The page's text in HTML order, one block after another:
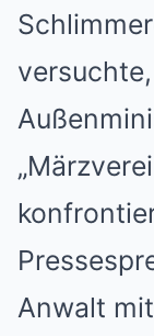
Anwalt